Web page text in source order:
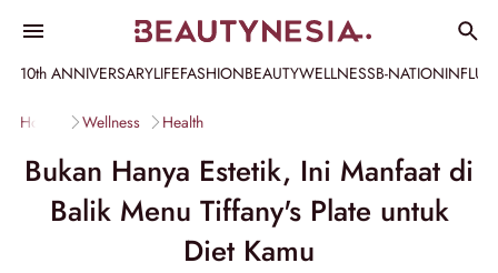
10th ANNIVERSARYLIFEFASHIONBEAUTYWELLNESSB-NATION
Home Wellness Health
Bukan Hanya Estetik, Ini Manfaat di
Balik Menu Tiffany's Plate untuk
Diet Kamu